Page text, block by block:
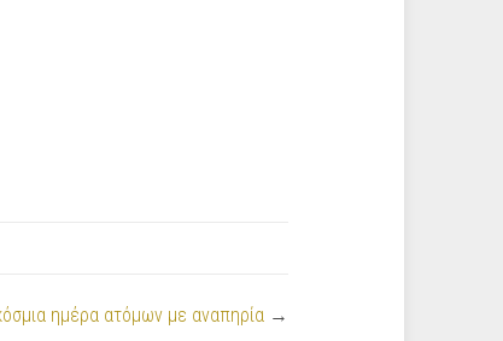
ημέρα ατόμων με αναπηρία →